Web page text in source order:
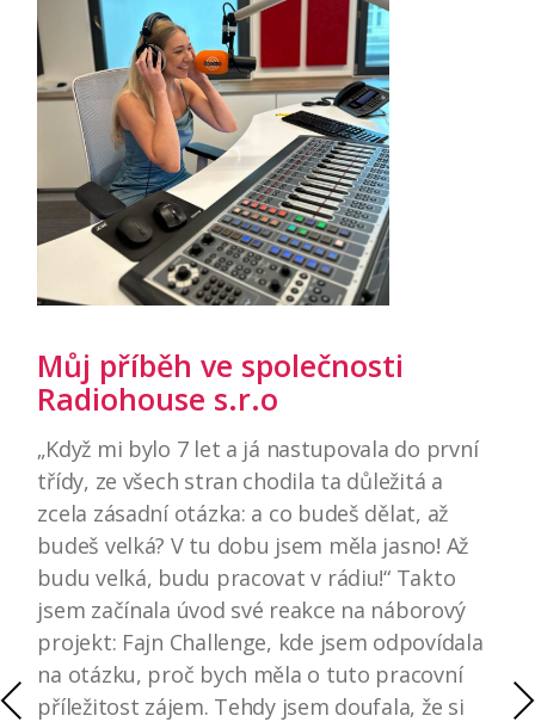
Můj příběh ve společnosti
Radiohouse s.r.o
„Když mi bylo 7 let a já nastupovala do první
třídy, ze všech stran chodila ta důležitá a
zcela zásadní otázka: a co budeš dělat, až
budeš velká? V tu dobu jsem měla jasno! Až
budu velká, budu pracovat v rádiu!“ Takto
jsem začínala úvod své reakce na náborový
projekt: Fajn Challenge, kde jsem odpovídala
na otázku, proč bych měla o tuto pracovní
příležitost zájem. Tehdy jsem doufala, že si